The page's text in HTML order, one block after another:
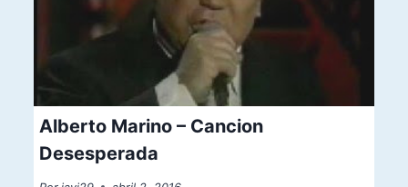
Alberto Marino – Cancion
Desesperada